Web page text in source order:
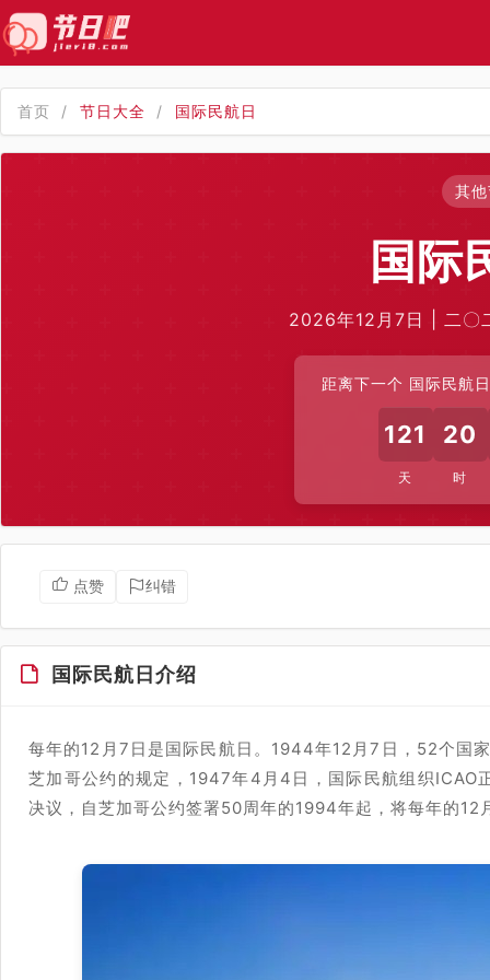
首页 / 节日大全 / 国际民航日
其
国际
2026年12月7日 | 二〇
距离下一个 国际民航
121
天
20
时
点赞 纠错
国际民航日介绍
每年的12月7日是国际民航日。1944年12月7日，52个国
芝加哥公约的规定，1947年4月4日，国际民航组织
决议，自芝加哥公约签署50周年的1994年起，将每年的12